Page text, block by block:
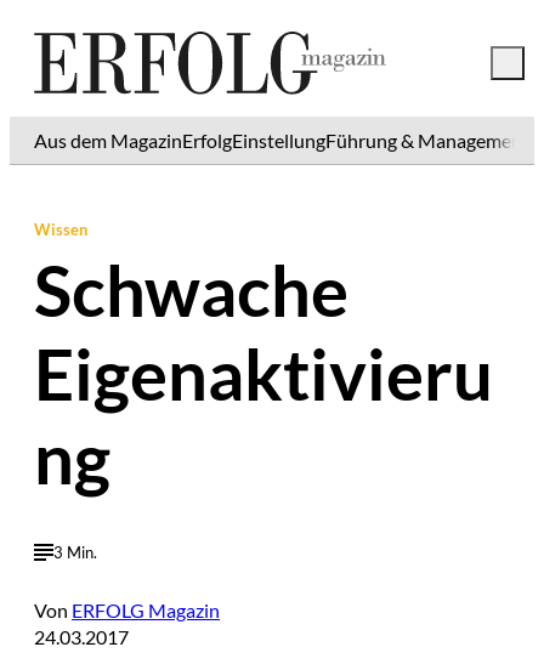
Aus dem MagazinErfolgEinstellungFührung & Management
Wissen
Schwache
Eigenaktivieru
ng
3 Min.
Von ERFOLG Magazin
24.03.2017